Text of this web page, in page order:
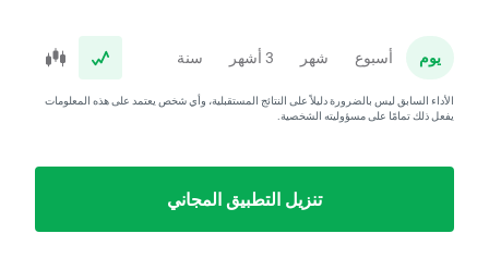
يوم أسبوع شهر 3 أشهر سنة
الأداء السابق ليس بالضرورة دليلاً على النتائج المستقبلية، وأي شخص يعتمد على هذه المعلومات
يفعل ذلك تمامًا على مسؤوليته الشخصية.
تنزيل التطبيق المجاني